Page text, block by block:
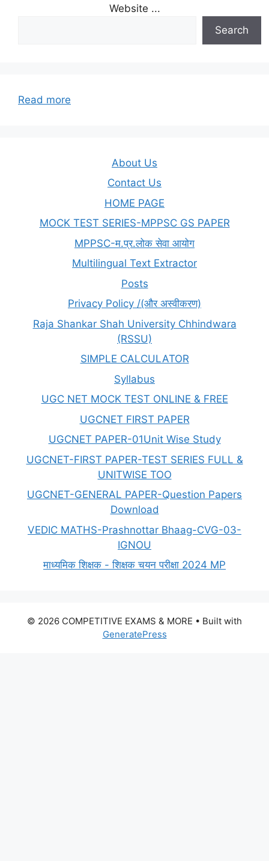
Website ...
Search
Read more
About Us
Contact Us
HOME PAGE
MOCK TEST SERIES-MPPSC GS PAPER
MPPSC-म.प्र.लोक सेवा आयोग
Multilingual Text Extractor
Posts
Privacy Policy /(और अस्वीकरण)
Raja Shankar Shah University Chhindwara
(RSSU)
SIMPLE CALCULATOR
Syllabus
UGC NET MOCK TEST ONLINE & FREE
UGCNET FIRST PAPER
UGCNET PAPER-01Unit Wise Study
UGCNET-FIRST PAPER-TEST SERIES FULL &
UNITWISE TOO
UGCNET-GENERAL PAPER-Question Papers
Download
VEDIC MATHS-Prashnottar Bhaag-CVG-03-
IGNOU
माध्यमिक शिक्षक - शिक्षक चयन परीक्षा 2024 MP
© 2026 COMPETITIVE EXAMS & MORE • Built with
GeneratePress